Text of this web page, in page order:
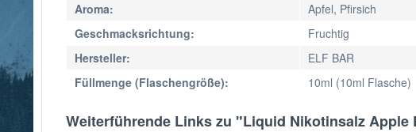
Aroma:
Apfel, Pfirsich
Geschmacksrichtung:
Fruchtig
Hersteller:
ELF BAR
Füllmenge (Flaschengröße):
10ml (10ml Flasche)
Weiterführende Links zu "Liquid Nikotinsalz Apple